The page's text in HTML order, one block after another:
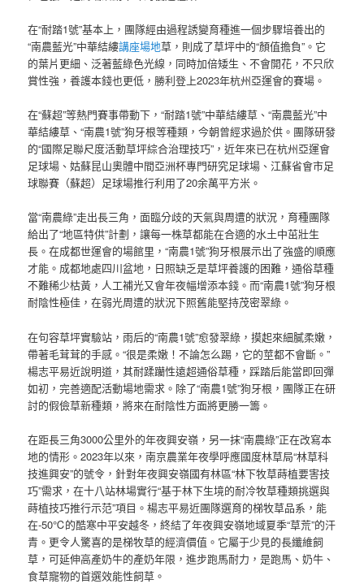
在“耐踏1號”基本上，團隊經由過程誘變育種進一個步驟培養出的
“南農藍光”中華結縷講座場地草，則成了草坪中的“顏值擔負”。它
的葉片更細、泛著藍綠色光線，同時加倍矮生、不會開花，不只欣
賞性強，養護本錢也更低，勝利登上2023年杭州亞運會的賽場。
在“蘇超”等熱門賽事帶動下，“耐踏1號”中華結縷草、“南農藍光”中
華結縷草、“南農1號”狗牙根等種類，今朝曾經求過於供。團隊研發
的“國際足聯尺度活動草坪綜合治理技巧”，近年來已在杭州亞運會
足球場、姑蘇昆山奧體中間亞洲杯專門研究足球場、江蘇省會市足
球聯賽（蘇超）足球場推行利用了20余萬平方米。
當“南農綠”走出長三角，面臨分歧的天氣與周遭的狀況，育種團隊
給出了“地區特供”計劃，讓每一株草都能在合適的水土中茁壯生
長。在成都世運會的場館里，“南農1號”狗牙根展示出了強盛的順應
才能。成都地處四川盆地，日照缺乏是草坪養護的困難，通俗草種
不難稀少枯黃，人工補光又會年夜幅增添本錢。而“南農1號”狗牙根
耐陰性極佳，在弱光周遭的狀況下照舊能堅持茂密翠綠。
在句容草坪實驗站，雨后的“南農1號”愈發翠綠，摸起來細膩柔嫩，
帶著毛茸茸的手感。“很是柔嫩！不論怎么踢，它的莖都不會斷。”
楊志平易近說明道，其耐蹂躪性遠超通俗草種，踩踏后能當即回彈
如初，完善適配活動場地需求。除了“南農1號”狗牙根，團隊正在研
討的假儉草新種類，將來在耐陰性方面將更勝一籌。
在距長三角3000公里外的年夜興安嶺，另一抹“南農綠”正在改寫本
地的情形。2023年以來，南京農業年夜學呼應國度林草局“林草科
技進興安”的號令，針對年夜興安嶺國有林區“林下牧草蒔植要害技
巧”需求，在十八站林場實行“基于林下生境的耐冷牧草種類挑選與
蒔植技巧推行示范”項目。楊志平易近團隊選育的梯牧草品系，能
在-50℃的酷寒中平安越冬，終結了年夜興安嶺地域夏季“草荒”的汗
青。更令人驚喜的是梯牧草的經濟價值。它屬于少見的長纖維飼
草，可延伸高產奶牛的產奶年限，進步跑馬耐力，是跑馬、奶牛、
食草寵物的首選效能性飼草。